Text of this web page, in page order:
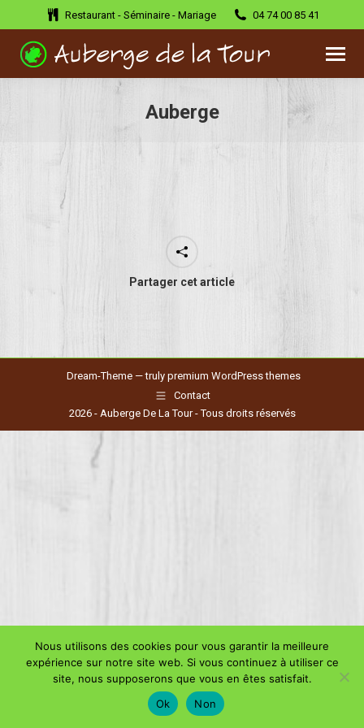
Restaurant - Séminaire - Mariage 04 74 00 85 41
Auberge
Partager cet article
Dream-Theme — truly premium WordPress themes
Contact
2026 - Auberge De La Tour - Tous droits réservés
Nous utilisons des cookies pour vous garantir la meilleure
expérience sur notre site web. Si vous continuez à utiliser ce
site, nous supposerons que vous en êtes satisfait.
Ok
Non